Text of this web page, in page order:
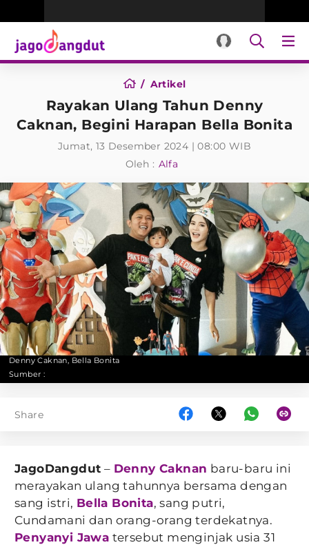
Artikel
Rayakan Ulang Tahun Denny
Caknan, Begini Harapan Bella Bonita
Jumat, 13 Desember 2024 | 08:00 WIB
Oleh : Alfa
Denny Caknan, Bella Bonita
Sumber :
Share
JagoDangdut – Denny Caknan baru-baru ini
merayakan ulang tahunnya bersama dengan
sang istri, Bella Bonita, sang putri,
Cundamani dan orang-orang terdekatnya.
Penyanyi Jawa tersebut menginjak usia 31